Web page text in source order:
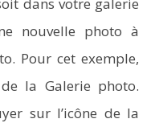
nouvelle photo à
Pour cet exemple,
la Galerie photo.
sur l’icône de la